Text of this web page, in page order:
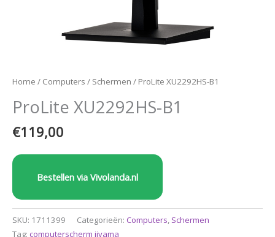
Home / Computers / Schermen / ProLite XU2292HS-B1
ProLite XU2292HS-B1
€119,00
Bestellen via Vivolanda.nl
SKU: 1711399 Categorieën: Computers, Schermen
Tag: computerscherm iiyama